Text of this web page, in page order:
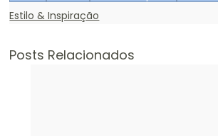
Estilo & Inspiração
Posts Relacionados